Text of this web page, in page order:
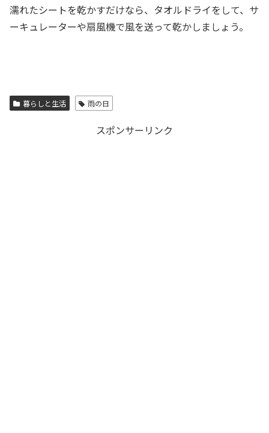
濡れたシートを乾かすだけなら、タオルドライをして、サ
ーキュレーターや扇風機で風を送って乾かしましょう。
暮らしと生活 雨の日
スポンサーリンク